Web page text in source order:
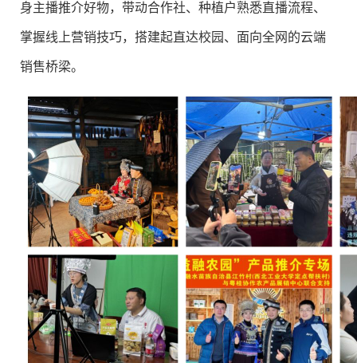
身主播推介好物，带动合作社、种植户熟悉直播流程、
掌握线上营销技巧，搭建起直达校园、面向全网的云端
销售桥梁。